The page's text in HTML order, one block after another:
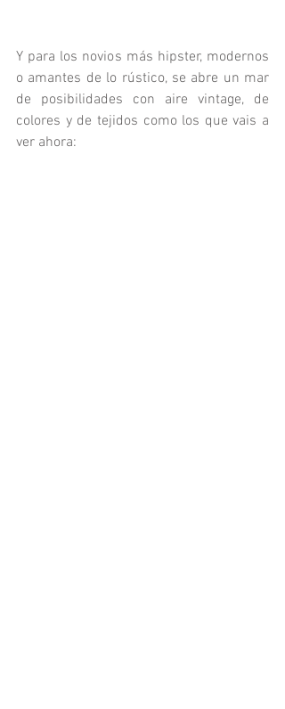
Y para los novios más hipster, modernos
o amantes de lo rústico, se abre un mar
de posibilidades con aire vintage, de
colores y de tejidos como los que vais a
ver ahora: